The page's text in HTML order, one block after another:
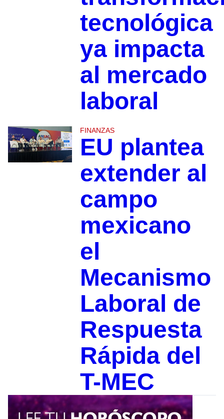
tecnológica
ya impacta
al mercado
laboral
FINANZAS
EU plantea
extender al
campo
mexicano
el
Mecanismo
Laboral de
Respuesta
Rápida del
T-MEC